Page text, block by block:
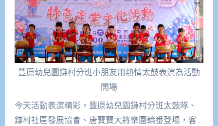
豐原幼兒園鎌村分班小朋友用熱情太鼓表演為活動
開場
今天活動表演精彩，豐原幼兒園鎌村分班太鼓隊、
鎌村社區發展協會、唐寶寶大將樂團輪番登場，客